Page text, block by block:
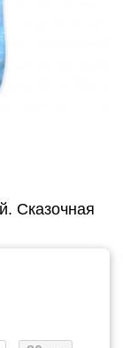
Сказочная